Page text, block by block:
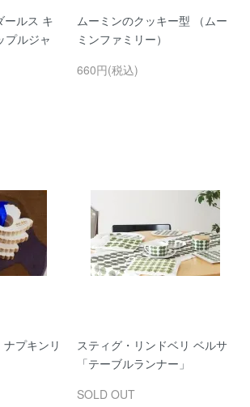
ールス キ
プルジャ
ムーミンのクッキー型 （ムー
ミンファミリー）
660円(税込)
プキンリ
スティグ・リンドベリ ベルサ
「テーブルランナー」
SOLD OUT